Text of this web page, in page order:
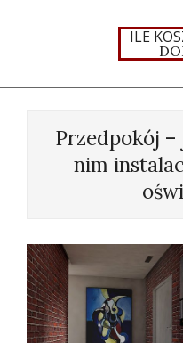
ILE
Przedpokój
nim